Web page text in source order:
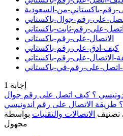
باكستاني-من-السعودية
على-رقم-جوال-باكستاني
على-رقم-ثابت-باكستاني
الاتصال-على-رقم-باكستاني
كيف-ادق-على-رقم-باكستاني
الاتصال-على-رقم-باكستاني
على-رقم-في-باكستاني
1 إجابة
؟ كيف اتصل على رقم جوال
تصنيف الاتصالات والتقنيات بواسطة
مجهول